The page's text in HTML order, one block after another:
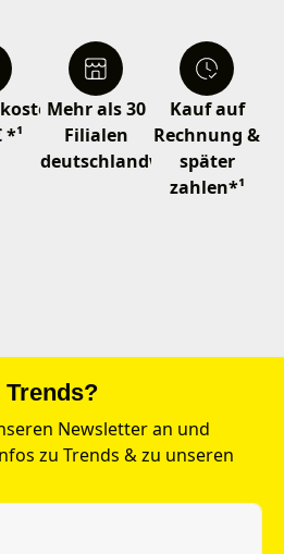
*¹
Mehr als 30
Filialen
deutschlandweit
Kauf auf
Rechnung &
später
zahlen*¹
Newsletter an und
zu Trends & zu unseren